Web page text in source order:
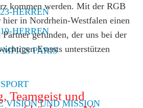
HERREN
HERREN
PARIS
VISION UND MISSION
kommen werden. Mit der RGB
in Nordrhein-Westfalen einen
gefunden, der uns bei der
Events unterstützen
Teamgeist und